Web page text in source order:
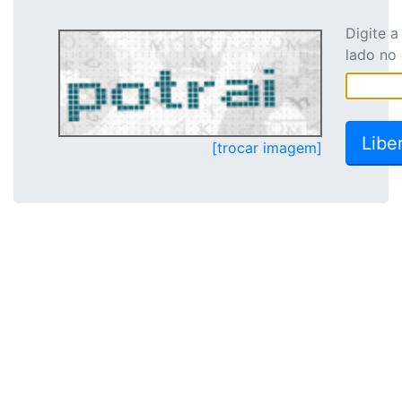
[trocar imagem]
Digite
lado no